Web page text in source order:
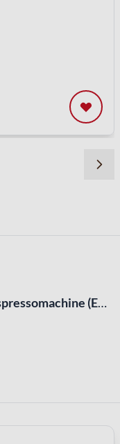
JURA E8 Piano WHITE espressomachine (EC) + Waardebon 100€